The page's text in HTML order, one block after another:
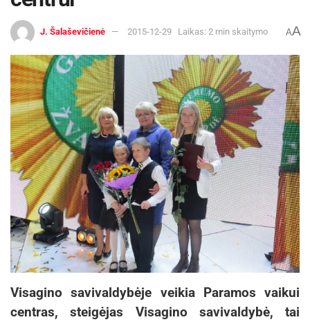
J. Šalaševičienė 2015-12-29 Laikas: 2 min skaitymo AA
Visagino savivaldybėje veikia Paramos vaikui
centras, steigėjas Visagino savivaldybė, tai